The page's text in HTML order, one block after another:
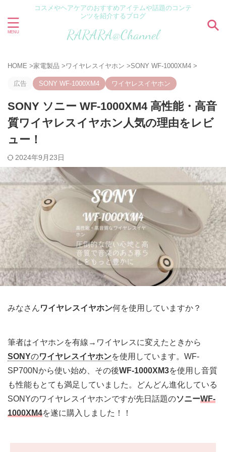
コスメやヘアケアのおすすめアイテムや話題のコンテ
ンツを紹介するブログ
HOME >家電製品 >ワイヤレスイヤホン >SONY WF-1000XM4 >
広告 SONY WF-1000XM4 ワイヤレスイヤホン
SONY ソニー WF-1000XM4 高性能・高音
質ワイヤレスイヤホン人気の理由をレビ
ュー！
2024年9月23日
みなさんワイヤレスイヤホン何を使用していますか？
筆者はイヤホンを有線→ワイヤレスに変えたときから
SONYのワイヤレスイヤホンを使用しています。WF-
SP700Nから使い始め、その後WF-1000XM3を使用し音質
も性能もとても満足していました。どんどん進化している
SONYのワイヤレスイヤホンですが先日話題のソニーWF-
1000XM4を遂に購入しました！！